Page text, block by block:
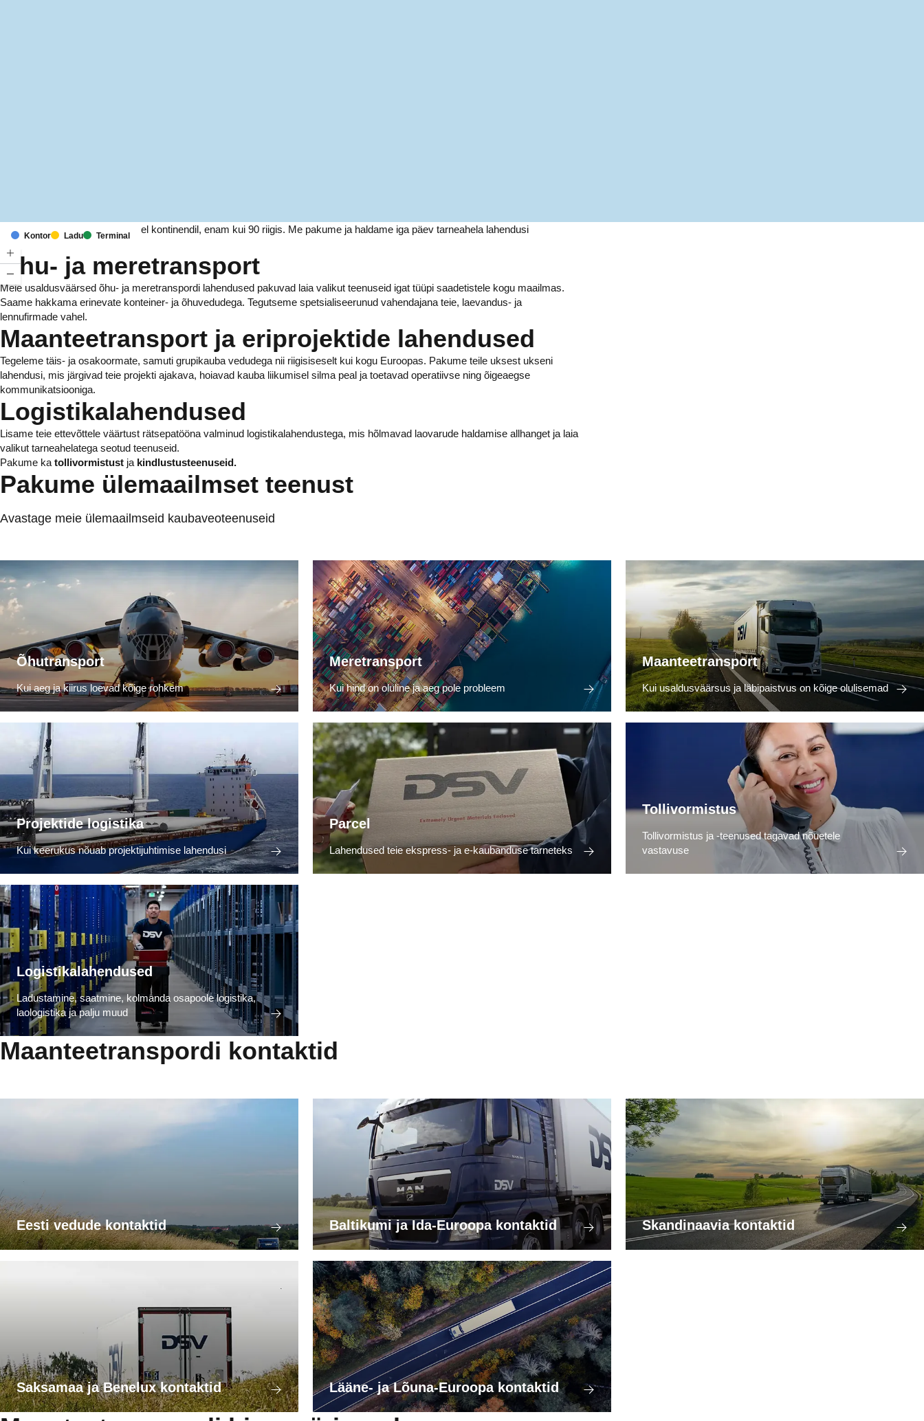
Kontor Ladu Terminal
Meil on kontorid ja rajatised kuuel kontinendil, enam kui 90 riigis. Me pakume ja haldame iga päev tarneahela lahendusi
Õhu- ja meretransport
Meie usaldusväärsed õhu- ja meretranspordi lahendused pakuvad laia valikut teenuseid igat tüüpi saadetistele kogu maailmas.
Saame hakkama erinevate konteiner- ja õhuvedudega. Tegutseme spetsialiseerunud vahendajana teie, laevandus- ja
lennufirmade vahel.
Maanteetransport ja eriprojektide lahendused
Tegeleme täis- ja osakoormate, samuti grupikauba vedudega nii riigisiseselt kui kogu Euroopas. Pakume teile uksest ukseni
lahendusi, mis järgivad teie projekti ajakava, hoiavad kauba liikumisel silma peal ja toetavad operatiivse ning õigeaegse
kommunikatsiooniga.
Logistikalahendused
Lisame teie ettevõttele väärtust rätsepatööna valminud logistikalahendustega, mis hõlmavad laovarude haldamise allhanget ja laia
valikut tarneahelatega seotud teenuseid.
Pakume ka tollivormistust ja kindlustusteenuseid.
Pakume ülemaailmset teenust
Avastage meie ülemaailmseid kaubaveoteenuseid
Õhutransport
Kui aeg ja kiirus loevad kõige rohkem
Meretransport
Kui hind on oluline ja aeg pole probleem
Maanteetransport
Kui usaldusväärsus ja läbipaistvus on kõige olulisemad
Projektide logistika
Kui keerukus nõuab projektijuhtimise lahendusi
Parcel
Lahendused teie ekspress- ja e-kaubanduse tarneteks
Tollivormistus
Tollivormistus ja -teenused tagavad nõuetele
vastavuse
Logistikalahendused
Ladustamine, saatmine, kolmanda osapoole logistika,
laologistika ja palju muud
Maanteetranspordi kontaktid
Eesti vedude kontaktid Baltikumi ja Ida-Euroopa kontaktid Skandinaavia kontaktid
Saksamaa ja Benelux kontaktid Lääne- ja Lõuna-Euroopa kontaktid